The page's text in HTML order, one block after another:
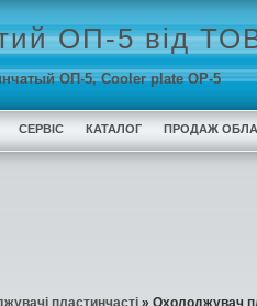
ОП-5 від
ОП-5, Cooler plate OP-5
СЕРВІС КАТАЛОГ ПРОДАЖ
пластинчасті » Охолоджувач